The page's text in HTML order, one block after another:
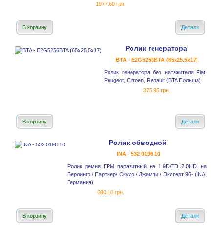
1977.60 грн.
В корзину Детали
Ролик генератора
BTA - E2G5256BTA (65x25.5x17)
Ролик генератора без натяжителя Fiat,
Peugeot, Citroen, Renault (BTA Польша)
375.95 грн.
В корзину Детали
Ролик обводной
INA - 532 0196 10
Ролик ремня ГРМ паразитный на 1.9D/TD 2.0HDI на
Берлинго / Партнер/ Скудо / Джампи / Эксперт 96- (INA,
Германия)
690.10 грн.
В корзину Детали